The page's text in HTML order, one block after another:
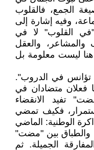
الجمع، فالقلوب
وفيه إشارة إلى
القلوب" لا في
والمشاعر، والعقل
هنا ليست معلومة بل
في الدروب".
متضادان في
تفيد الانقضاء
فكيف تمضي
الوطنية: الماضي
والطباق بين "مضت"
الجميلة. ثم